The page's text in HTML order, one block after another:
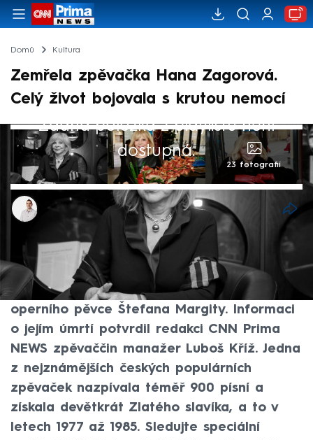
Domů Kultura
Zemřela zpěvačka Hana Zagorová.
Celý život bojovala s krutou nemocí
Žádná položka z playlistu není
dostupná.
23 fotografií
David Laštovka
26. srp 2022, 12:43
Hudební svět pláče. Ve věku 75 let zemřela
zpěvačka Hana Zagorová, interpretka
mnoha nesmrtelných hitů a manželka
operního pěvce Štefana Margity. Informaci
o jejím úmrtí potvrdil redakci CNN Prima
NEWS zpěvaččin manažer Luboš Kříž. Jedna
z nejznámějších českých populárních
zpěvaček nazpívala téměř 900 písní a
získala devětkrát Zlatého slavíka, a to v
letech 1977 až 1985. Sledujte speciální